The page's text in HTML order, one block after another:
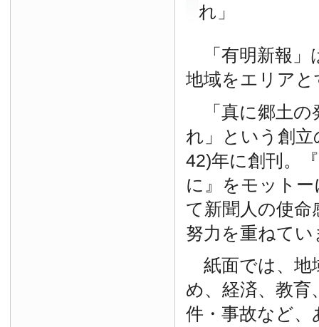
れ」
「有明新報」
地域をエリア
「真に郷土の
れ」という創
42)年に創刊。
に』をモット
て新聞人の使命
努力を重ねてい
紙面では、地
め、経済、教育
件・事故など